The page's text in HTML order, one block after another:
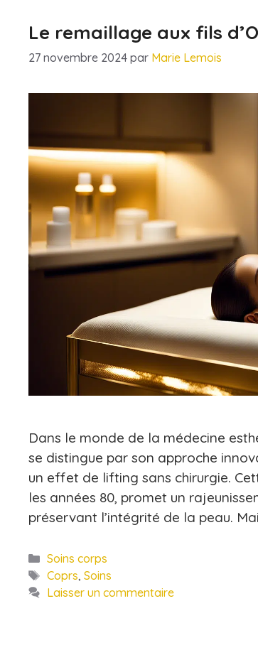
Le remaillage aux fils
27 novembre 2024 par Marie Lemois
Dans le monde de la médecine
se distingue par son approche
un effet de lifting sans chirurgie.
les années 80, promet un
préservant l’intégrité de la peau.
Catégories
Soins corps
Étiquettes
Coprs, Soins
Laisser un commentaire